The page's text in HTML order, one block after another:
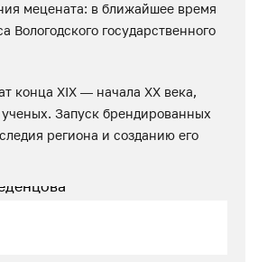
мецената: в ближайшее время
Вологодского государственного
конца XIX — начала XX века,
Запуск брендированных
региона и созданию его